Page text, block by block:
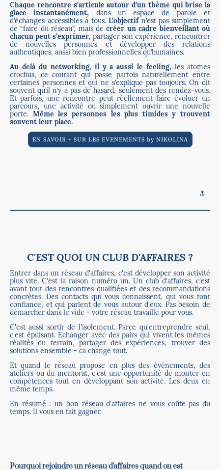
Chaque rencontre s’articule autour d’un thème qui brise la
glace instantanément, dans un espace de parole et
d’échanges accessibles à tous.L’objectifn’est pas simplement
de “faire du réseau”, mais decréer un cadre bienveillant où
chacun peut s’exprimer, partager son expérience, rencontrer
de nouvelles personnes et développer des relations
authentiques, aussi bien professionnelles qu’humaines.
Au-delà du networking, il y a aussi le feeling,les atomes
crochus, ce courant qui passe parfois naturellement entre
certaines personnes et qui ne s’explique pas toujours. On dit
souvent qu’il n’y a pas de hasard, seulement des rendez-vous.
Et parfois, une rencontre peut réellement faire évoluer un
parcours, une activité ou simplement ouvrir une nouvelle
porte. Même les personnes les plus timides y trouvent
souvent leur place.
EN SAVOIR + SUR LES EVENEMENTS by NIKOLINA
🔝
Entrer dans un réseau d'affaires, c'est développer son activité
plus vite. C'est la raison numéro un. Un club d'affaires, c'est
avant tout des rencontres qualifiées et des recommandations
concrètes. Des contacts qui vous connaissent, qui vous font
confiance, et qui parlent de vous autour d'eux. Pas besoin de
démarcher dans le vide - votre réseau travaille pour vous.
C'est aussi sortir de l'isolement. Parce qu'entreprendre seul,
c'est épuisant. Echanger avec des pairs qui vivent les mêmes
réalités du terrain, partager des expériences, trouver des
solutions ensemble - ca change tout.
Et quand le réseau propose en plus des événements, des
ateliers ou du mentorat, c'est une opportunité de monter en
compétences tout en développant son activité. Les deux en
même temps.
En résumé : un bon réseau d'affaires ne vous coûte pas du
temps. Il vous en fait gagner.
C'EST QUOI UN CLUB D'AFFAIRES ?
Pourquoi rejoindre un réseau d'affaires quand on est